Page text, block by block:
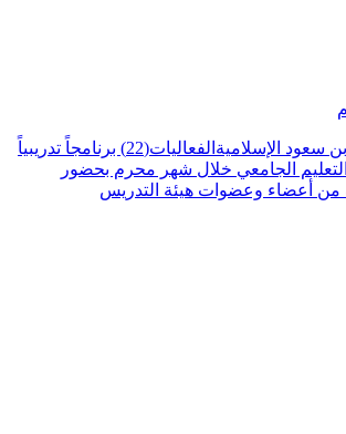
سعود الإسلامية الفعاليات
(22) برنامجاً تدريبياً
التعليم الجامعي خلال شهر محرم بحضور